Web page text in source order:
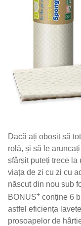
Dacă ați obosit să
rolă, și să le
sfârșit puteți trece la
viața de zi cu zi cu
născut din nou sub
BONUS+ conține 6
astfel eficiența
prosoapelor de